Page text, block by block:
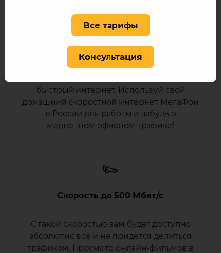
быстрый интернет. Используй свой
домашний скоростной интернет МегаФон
в России для работы и забудь о
медленном офисном трафике!
Скорость до 500 Мбит/с
С такой скоростью вам будет доступно
абсолютно всё и не придется делиться
трафиком. Просмотр онлайн-фильмов в
Все тарифы
Консультация